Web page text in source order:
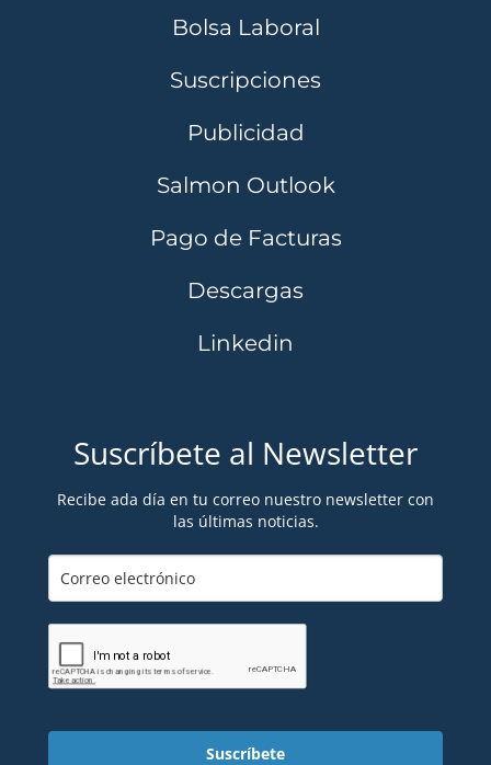
Bolsa Laboral
Suscripciones
Publicidad
Salmon Outlook
Pago de Facturas
Descargas
Linkedin
Suscríbete al Newsletter
Recibe ada día en tu correo nuestro newsletter con
las últimas noticias.
Suscríbete